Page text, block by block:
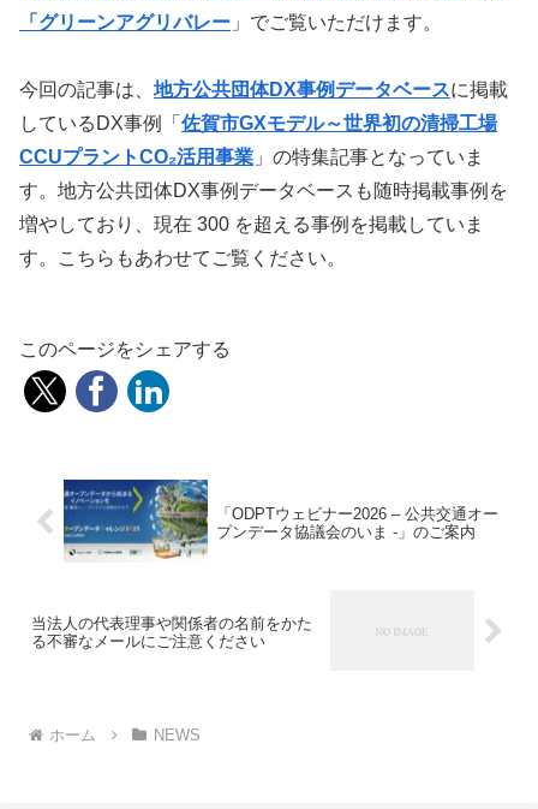
「グリーンアグリバレー 」でご覧いただけます。
今回の記事は、 地方公共団体DX事例データベースに掲載
しているDX事例「 佐賀市GXモデル～世界初の清掃工場
CCUプラントCO₂活用事業 」の特集記事となっていま
す。地方公共団体DX事例データベースも随時掲載事例を
増やしており、現在 300 を超える事例を掲載していま
す。こちらもあわせてご覧ください。
このページをシェアする
「ODPTウェビナー2026 – 公共交通オー
プンデータ協議会のいま -」のご案内
当法人の代表理事や関係者の名前をかた
る不審なメールにご注意ください
ホーム NEWS